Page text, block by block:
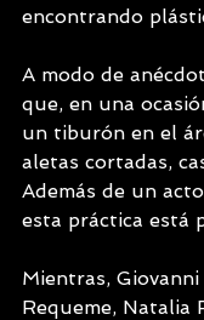
encontrando
A modo de
que, en una
un tiburón en el
aletas cortadas,
Además de un
esta práctica está
Mientras,
Requeme, Natalia